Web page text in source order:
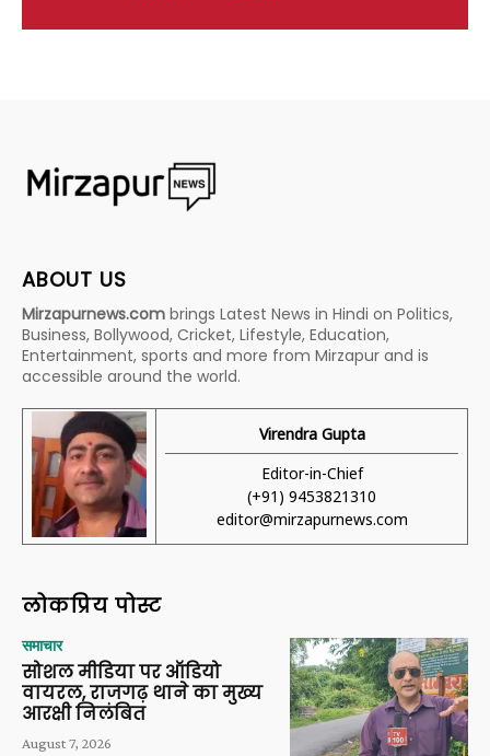
ABOUT US
Mirzapurnews.com brings Latest News in Hindi on Politics,
Business, Bollywood, Cricket, Lifestyle, Education,
Entertainment, sports and more from Mirzapur and is
accessible around the world.
Virendra Gupta
Editor-in-Chief
(+91) 9453821310
editor@mirzapurnews.com
लोकप्रिय पोस्ट
समाचार
सोशल मीडिया पर ऑडियो
वायरल, राजगढ़ थाने का मुख्य
आरक्षी निलंबित
August 7, 2026